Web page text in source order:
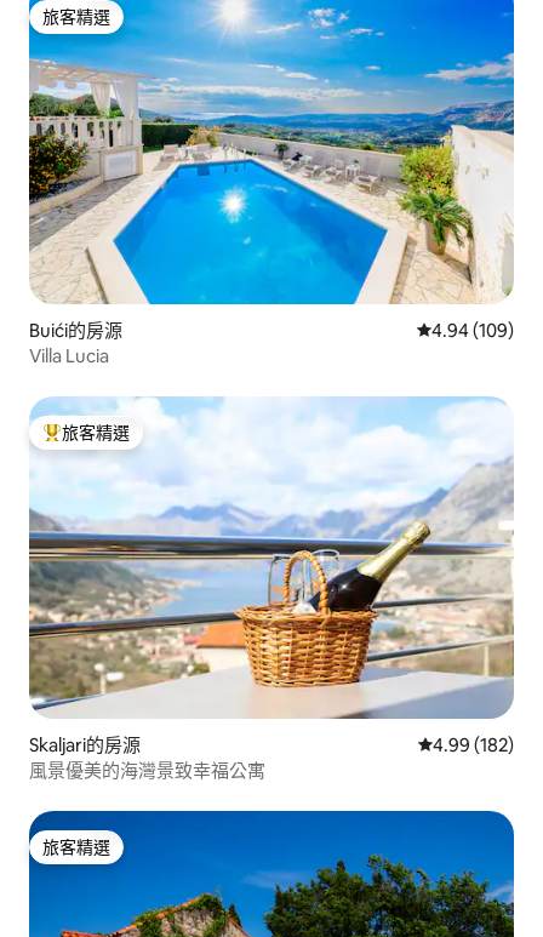
旅客精選
旅客精選
Buići的房源 從 109 則評價
4.94 (109)
Villa Lucia
旅客精選榜首
旅客精選
Skaljari的房源 從 182 則評價
4.99 (182)
風景優美的海灣景致幸福公寓
旅客精選
旅客精選